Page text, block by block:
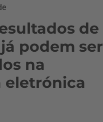
de
podem ser
na
eletrónica